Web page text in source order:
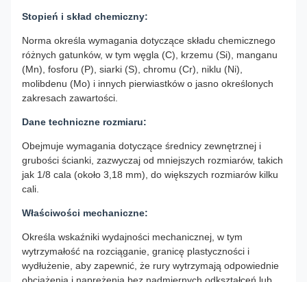
Stopień i skład chemiczny:
Norma określa wymagania dotyczące składu chemicznego
różnych gatunków, w tym węgla (C), krzemu (Si), manganu
(Mn), fosforu (P), siarki (S), chromu (Cr), niklu (Ni),
molibdenu (Mo) i innych pierwiastków o jasno określonych
zakresach zawartości.
Dane techniczne rozmiaru:
Obejmuje wymagania dotyczące średnicy zewnętrznej i
grubości ścianki, zazwyczaj od mniejszych rozmiarów, takich
jak 1/8 cala (około 3,18 mm), do większych rozmiarów kilku
cali.
Właściwości mechaniczne:
Określa wskaźniki wydajności mechanicznej, w tym
wytrzymałość na rozciąganie, granicę plastyczności i
wydłużenie, aby zapewnić, że rury wytrzymają odpowiednie